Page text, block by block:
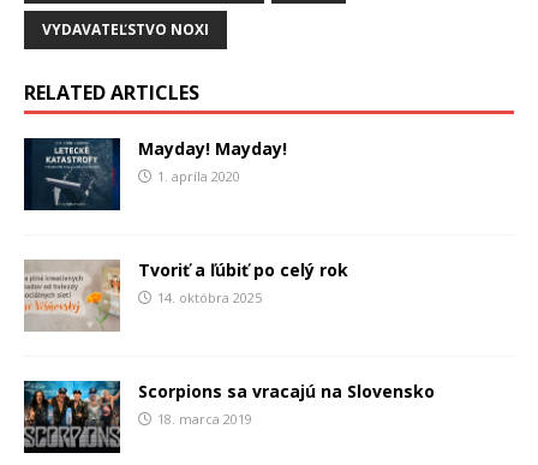
VYDAVATEĽSTVO NOXI
RELATED ARTICLES
Mayday! Mayday!
1. apríla 2020
Tvoriť a ľúbiť po celý rok
14. októbra 2025
Scorpions sa vracajú na Slovensko
18. marca 2019